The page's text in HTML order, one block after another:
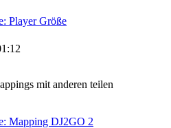
Player Größe
mit anderen teilen
Mapping DJ2GO 2